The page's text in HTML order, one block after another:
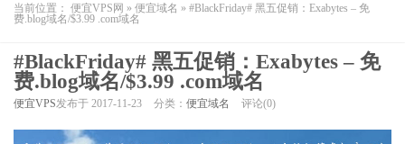
当前位置： 便宜VPS网 » 便宜域名 » #BlackFriday# 黑五促销：Exabytes – 免
费.blog域名/$3.99 .com域名
#BlackFriday# 黑五促销：Exabytes – 免
费.blog域名/$3.99 .com域名
便宜VPS发布于 2017-11-23 分类： 便宜域名 评论(0)